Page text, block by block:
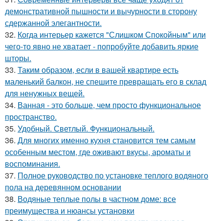
демонстративной пышности и вычурности в сторону
сдержанной элегантности.
32. Когда интерьер кажется "Слишком Спокойным" или
чего-то явно не хватает - попробуйте добавить яркие
шторы.
33. Таким образом, если в вашей квартире есть
маленький балкон, не спешите превращать его в склад
для ненужных вещей.
34. Ванная - это больше, чем просто функциональное
пространство.
35. Удобный. Светлый. Функциональный.
36. Для многих именно кухня становится тем самым
особенным местом, где оживают вкусы, ароматы и
воспоминания.
37. Полное руководство по установке теплого водяного
пола на деревянном основании
38. Водяные теплые полы в частном доме: все
преимущества и нюансы установки